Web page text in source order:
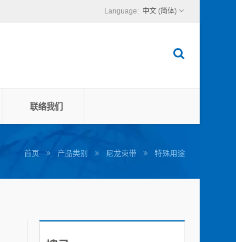
中文 (简体)
联络我们
首页 产品类别 尼龙束带 特殊用途